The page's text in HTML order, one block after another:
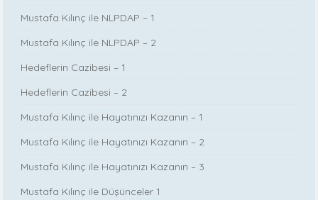
Mustafa Kılınç ile NLPDAP – 1
Mustafa Kılınç ile NLPDAP – 2
Hedeflerin Cazibesi – 1
Hedeflerin Cazibesi – 2
Mustafa Kılınç ile Hayatınızı Kazanın – 1
Mustafa Kılınç ile Hayatınızı Kazanın – 2
Mustafa Kılınç ile Hayatınızı Kazanın – 3
Mustafa Kılınç ile Düşünceler 1